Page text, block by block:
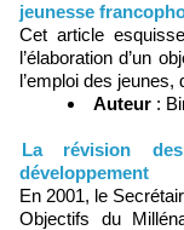
jeunesse
Cet article
l’élaboration d’un
l’emploi des jeunes,
Auteur :
La révision
développement
En 2001, le
Objectifs du